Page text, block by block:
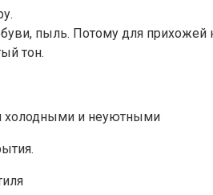
пыль. Потому для прихожей
тон.
холодными и неуютными